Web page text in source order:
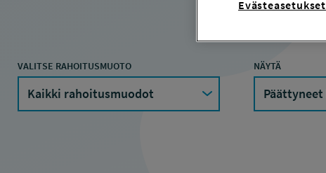
VALITSE RAHOITUSMUOTO NÄYTÄ
Evästeasetukset